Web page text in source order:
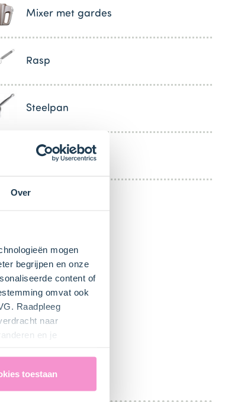
Over
mogen
begrijpen en onze
content of
omvat ook
Raadpleeg
naar
en je
toestaan
Mixer met gardes
Rasp
Steelpan
Staafmixer